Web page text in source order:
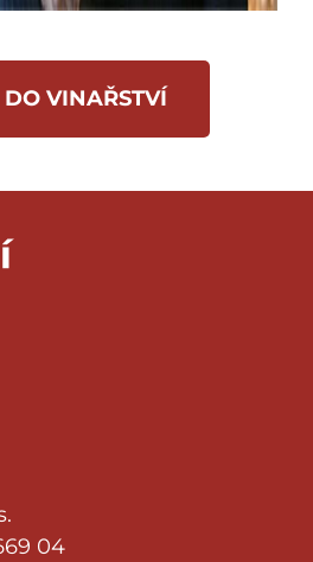
DO VINAŘSTVÍ
04